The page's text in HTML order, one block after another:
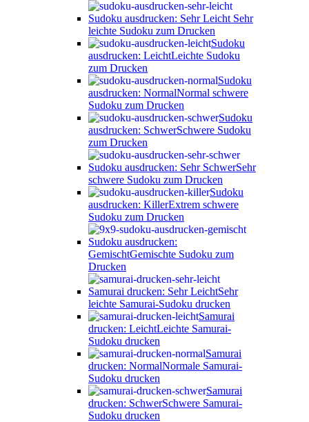
Sudoku ausdrucken: Sehr Leicht Sehr
leichte Sudoku zum Drucken
Sudoku
ausdrucken: LeichtLeichte Sudoku
zum Drucken
Sudoku
ausdrucken: NormalNormal schwere
Sudoku zum Drucken
Sudoku
ausdrucken: SchwerSchwere Sudoku
zum Drucken
Sudoku ausdrucken: Sehr SchwerSehr
schwere Sudoku zum Drucken
Sudoku
ausdrucken: KillerExtrem schwere
Sudoku zum Drucken
Sudoku ausdrucken:
GemischtGemischte Sudoku zum
Drucken
Samurai drucken: Sehr LeichtSehr
leichte Samurai-Sudoku drucken
Samurai
drucken: LeichtLeichte Samurai-
Sudoku drucken
Samurai
drucken: NormalNormale Samurai-
Sudoku drucken
Samurai
drucken: SchwerSchwere Samurai-
Sudoku drucken